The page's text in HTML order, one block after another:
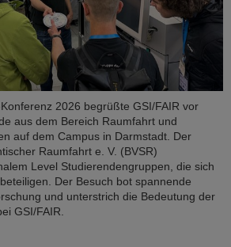
2026 begrüßte GSI/FAIR vor
aus dem Bereich Raumfahrt und
auf dem Campus in Darmstadt. Der
Raumfahrt e. V. (BVSR)
Level Studierendengruppen, die sich
Der Besuch bot spannende
und unterstrich die Bedeutung der
GSI/FAIR.